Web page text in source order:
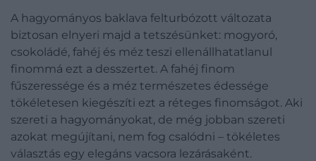
A hagyományos baklava felturbózott változata
biztosan elnyeri majd a tetszésünket: mogyoró,
csokoládé, fahéj és méz teszi ellenállhatatlanul
finommá ezt a desszertet. A fahéj finom
fűszeressége és a méz természetes édessége
tökéletesen kiegészíti ezt a réteges finomságot. Aki
szereti a hagyományokat, de még jobban szereti
azokat megújítani, nem fog csalódni – tökéletes
választás egy elegáns vacsora lezárásaként.